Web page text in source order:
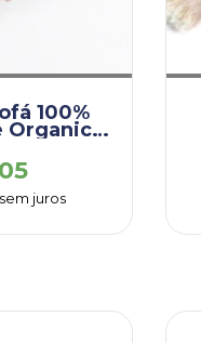
100%
Organic -
sem juros